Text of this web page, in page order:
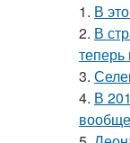
1. В
2. В
теперь
3.
4. В